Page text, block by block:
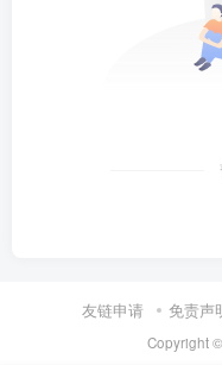
友链申请 免责声
Copyright